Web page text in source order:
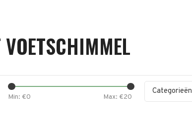
Min: €0 Max: €20
Categorieën